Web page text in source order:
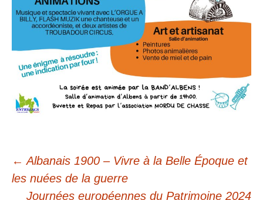
Navigation
← Albanais 1900 – Vivre à la Belle Époque et
les nuées de la guerre
Journées européennes du Patrimoine 2024